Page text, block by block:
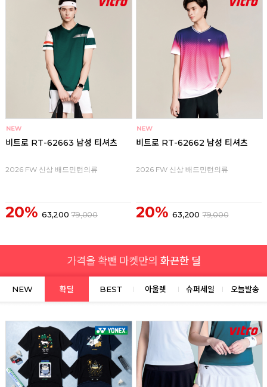
비트로 RT-62663 남성 티셔츠
2026 FW 신상 배드민턴의류
20% 63,200 79,000
비트로 RT-62662 남성 티셔츠
2026 FW 신상 배드민턴의류
20% 63,200 79,000
NEW 확딜 BEST 아울렛 슈퍼세일 오늘발송